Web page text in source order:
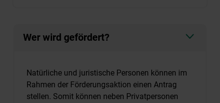
Wer wird gefördert?
Natürliche und juristische Personen können im
Rahmen der Förderungsaktion einen Antrag
stellen. Somit können neben Privatpersonen